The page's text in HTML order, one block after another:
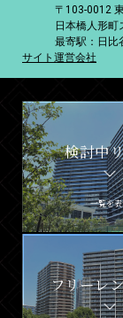
〒103-0012
日本橋人形町
最寄駅：日比
サイト運営会社
検討中
一覧を
フリーレ